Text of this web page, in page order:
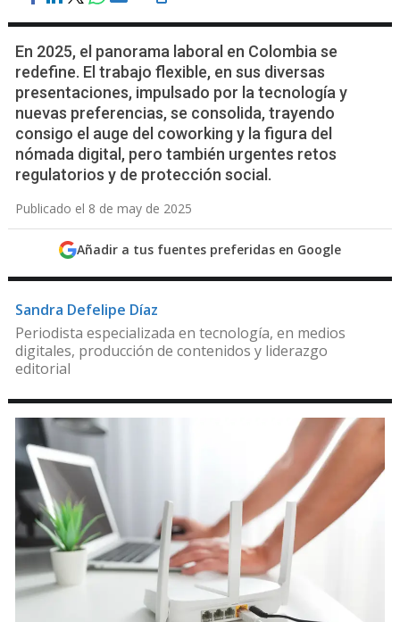
En 2025, el panorama laboral en Colombia se
redefine. El trabajo flexible, en sus diversas
presentaciones, impulsado por la tecnología y
nuevas preferencias, se consolida, trayendo
consigo el auge del coworking y la figura del
nómada digital, pero también urgentes retos
regulatorios y de protección social.
Publicado el 8 de may de 2025
Añadir a tus fuentes preferidas en Google
Sandra Defelipe Díaz
Periodista especializada en tecnología, en medios
digitales, producción de contenidos y liderazgo
editorial